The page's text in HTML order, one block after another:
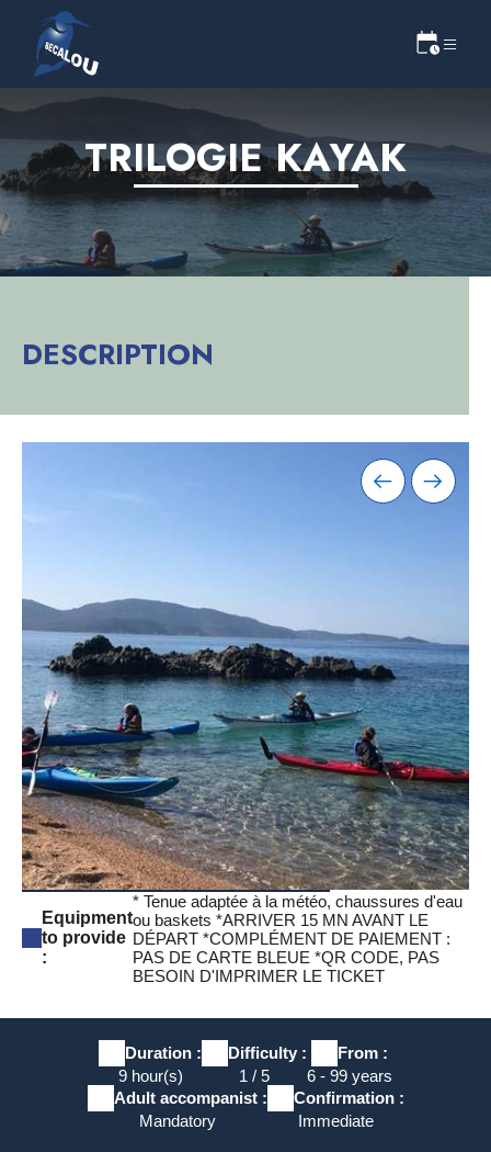
TRILOGIE KAYAK
DESCRIPTION
Equipment
to provide
:
* Tenue adaptée à la météo, chaussures d'eau
ou baskets *ARRIVER 15 MN AVANT LE
DÉPART *COMPLÉMENT DE PAIEMENT :
PAS DE CARTE BLEUE *QR CODE, PAS
BESOIN D'IMPRIMER LE TICKET
Duration :
9 hour(s)
Difficulty :
1 / 5
From :
6 - 99 years
Adult accompanist :
Mandatory
Confirmation :
Immediate